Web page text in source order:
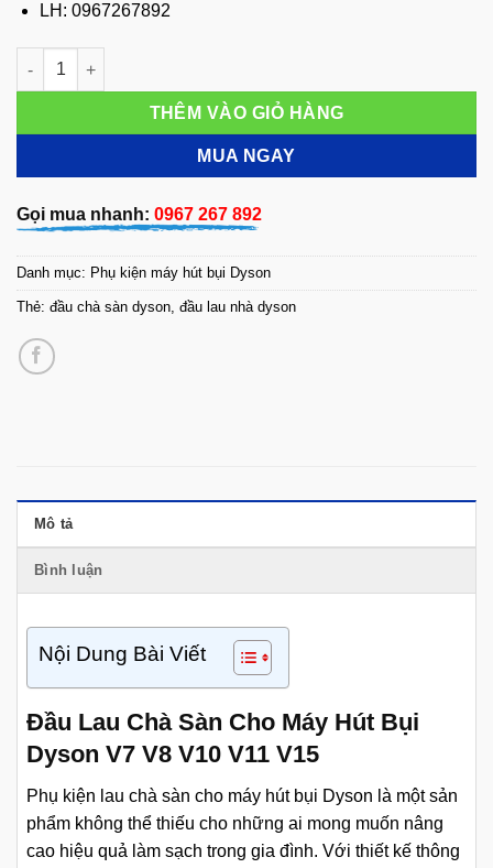
LH: 0967267892
Đầu Lau Chà Sàn Cho Máy Hút Bụi Dyson V7 V8 V10 V11 V15
THÊM VÀO GIỎ HÀNG
MUA NGAY
Gọi mua nhanh: 0967 267 892
Danh mục: Phụ kiện máy hút bụi Dyson
Thẻ: đầu chà sàn dyson đầu lau nhà dyson
Mô tả
Bình luận
Nội Dung Bài Viết
Đầu Lau Chà Sàn Cho Máy Hút Bụi
Dyson V7 V8 V10 V11 V15
Phụ kiện lau chà sàn cho máy hút bụi Dyson là một sản
phẩm không thể thiếu cho những ai mong muốn nâng
cao hiệu quả làm sạch trong gia đình. Với thiết kế thông